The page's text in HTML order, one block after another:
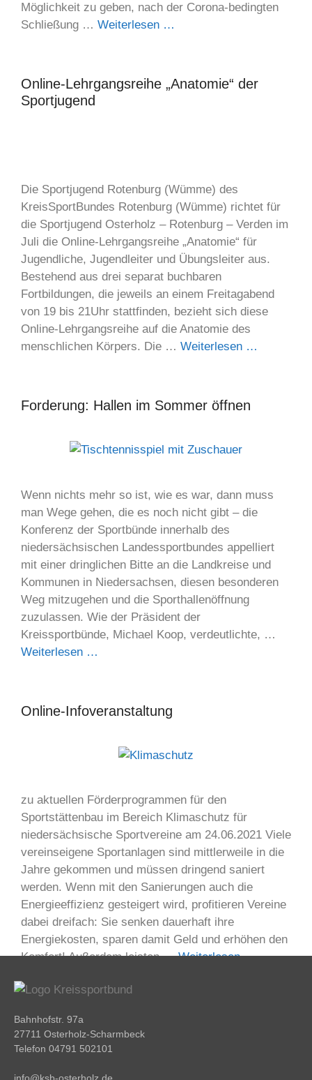
Möglichkeit zu geben, nach der Corona-bedingten
Schließung … Weiterlesen …
Online-Lehrgangsreihe „Anatomie“ der
Sportjugend
Die Sportjugend Rotenburg (Wümme) des
KreisSportBundes Rotenburg (Wümme) richtet für
die Sportjugend Osterholz – Rotenburg – Verden im
Juli die Online-Lehrgangsreihe „Anatomie“ für
Jugendliche, Jugendleiter und Übungsleiter aus.
Bestehend aus drei separat buchbaren
Fortbildungen, die jeweils an einem Freitagabend
von 19 bis 21Uhr stattfinden, bezieht sich diese
Online-Lehrgangsreihe auf die Anatomie des
menschlichen Körpers. Die … Weiterlesen …
Forderung: Hallen im Sommer öffnen
Wenn nichts mehr so ist, wie es war, dann muss
man Wege gehen, die es noch nicht gibt – die
Konferenz der Sportbünde innerhalb des
niedersächsischen Landessportbundes appelliert
mit einer dringlichen Bitte an die Landkreise und
Kommunen in Niedersachsen, diesen besonderen
Weg mitzugehen und die Sporthallenöffnung
zuzulassen. Wie der Präsident der
Kreissportbünde, Michael Koop, verdeutlichte, …
Weiterlesen …
Online-Infoveranstaltung
zu aktuellen Förderprogrammen für den
Sportstättenbau im Bereich Klimaschutz für
niedersächsische Sportvereine am 24.06.2021 Viele
vereinseigene Sportanlagen sind mittlerweile in die
Jahre gekommen und müssen dringend saniert
werden. Wenn mit den Sanierungen auch die
Energieeffizienz gesteigert wird, profitieren Vereine
dabei dreifach: Sie senken dauerhaft ihre
Energiekosten, sparen damit Geld und erhöhen den
Komfort! Außerdem leisten …Weiterlesen …
Bahnhofstr. 97a
27711 Osterholz-Scharmbeck
Telefon 04791 502101
info@ksb-osterholz.de